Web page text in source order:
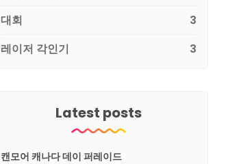
대회
3
레이저 각인기
3
Latest posts
캔모어 캐나다 데이 퍼레이드